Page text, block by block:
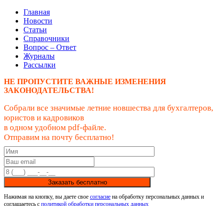
Главная
Новости
Статьи
Справочники
Вопрос – Ответ
Журналы
Рассылки
НЕ ПРОПУСТИТЕ ВАЖНЫЕ ИЗМЕНЕНИЯ
ЗАКОНОДАТЕЛЬСТВА!
Собрали все значимые летние новшества для бухгалтеров,
юристов и кадровиков
в одном удобном pdf-файле.
Отправим на почту бесплатно!
Заказать бесплатно
Нажимая на кнопку, вы даете свое согласие на обработку персональных данных и
соглашаетесь с политикой обработки персональных данных